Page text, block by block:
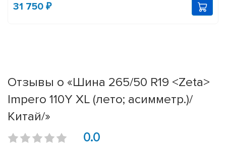
31 750 ₽
Отзывы о «Шина 265/50 R19 <Zeta>
Impero 110Y XL (лето; асимметр.)/
Китай/»
0.0